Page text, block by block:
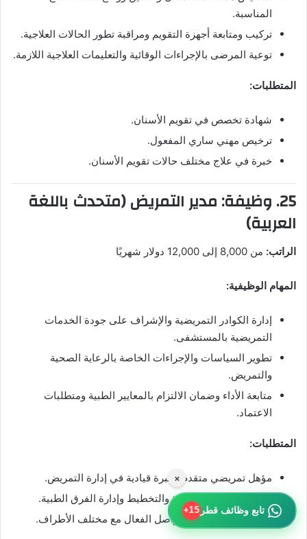
المناسبة.
تركيب ومتابعة أجهزة التقويم ومراقبة تطور الحالات العلاجية.
توعية المرضى بالإجراءات الوقائية والتعليمات العلاجية اللازمة.
المتطلبات:
شهادة تخصص في تقويم الأسنان.
ترخيص مهني ساري المفعول.
خبرة في علاج مختلف حالات تقويم الأسنان.
25. وظيفة: مدير التمريض (متحدث باللغة
العربية)
الراتب: من 8,000 إلى 12,000 دولار شهريًا
المهام الوظيفية:
إدارة الكوادر التمريضية والإشراف على جودة الخدمات
التمريضية بالمستشفى.
تطوير السياسات والإجراءات الخاصة بالرعاية الصحية
والتمريض.
متابعة الأداء وضمان الالتزام بالمعايير الطبية ومتطلبات
الاعتماد.
المتطلبات:
مؤهل تمريضي متقدم وخبرة قيادية في إدارة التمريض.
مهارات قوية في القيادة والتخطيط وإدارة الفرق الطبية.
إجادة اللغة العربية والتواصل الفعال مع مختلف الأطراف.
×
تابع وظائف قطر15+